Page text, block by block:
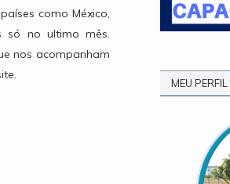
como México,
só no ultimo mês.
nos acompanham
MEU PERFIL